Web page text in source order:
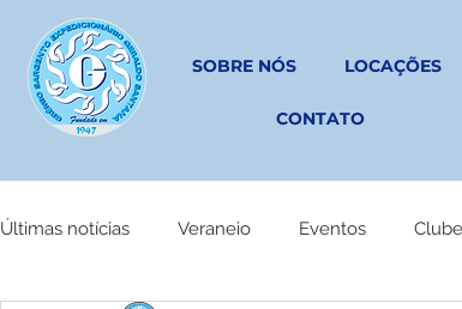
SOBRE NÓS LOCAÇÕES
CONTATO
Últimas notícias Veraneio Eventos